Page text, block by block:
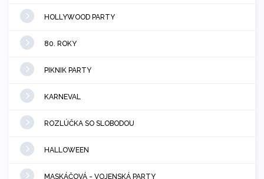
HOLLYWOOD PARTY
80. ROKY
PIKNIK PARTY
KARNEVAL
ROZLÚČKA SO SLOBODOU
HALLOWEEN
MASKÁČOVÁ - VOJENSKÁ PARTY